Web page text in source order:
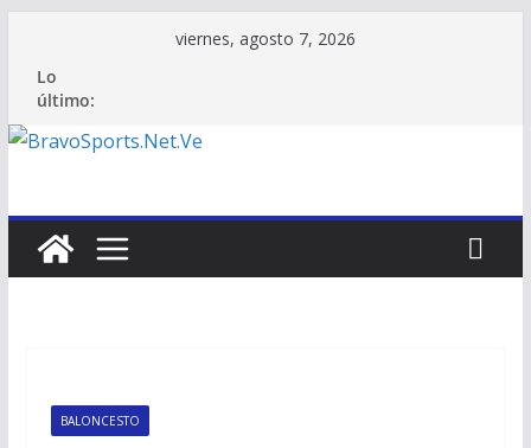
contenido
viernes, agosto 7, 2026
Lo
último:
BALONCESTO